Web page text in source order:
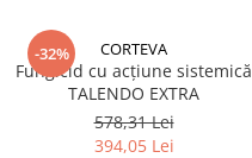
Fungicide
Insecticide
Biostimulatori
Adjuvanți
Insecticide
Biostimulatori
Fertilizanți foliari
-32% CORTEVA
Fungicid cu acțiune sistemică
TALENDO EXTRA
578,31 Lei
394,05 Lei